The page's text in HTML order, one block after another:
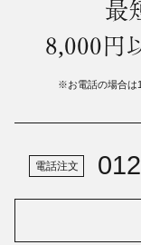
最
8,000円
※お電話の場合は
電話注文